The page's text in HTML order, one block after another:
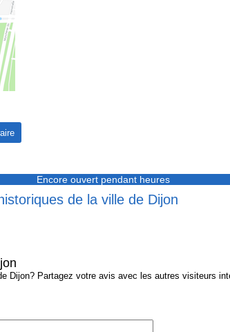
Encore ouvert pendant heures
de la ville de Dijon
Dijon? Partagez votre avis avec les autres visiteurs